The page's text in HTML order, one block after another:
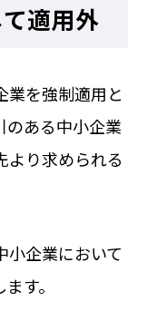
適用外
業を強制適用と
のある中小企業
より求められる
小企業において
す。